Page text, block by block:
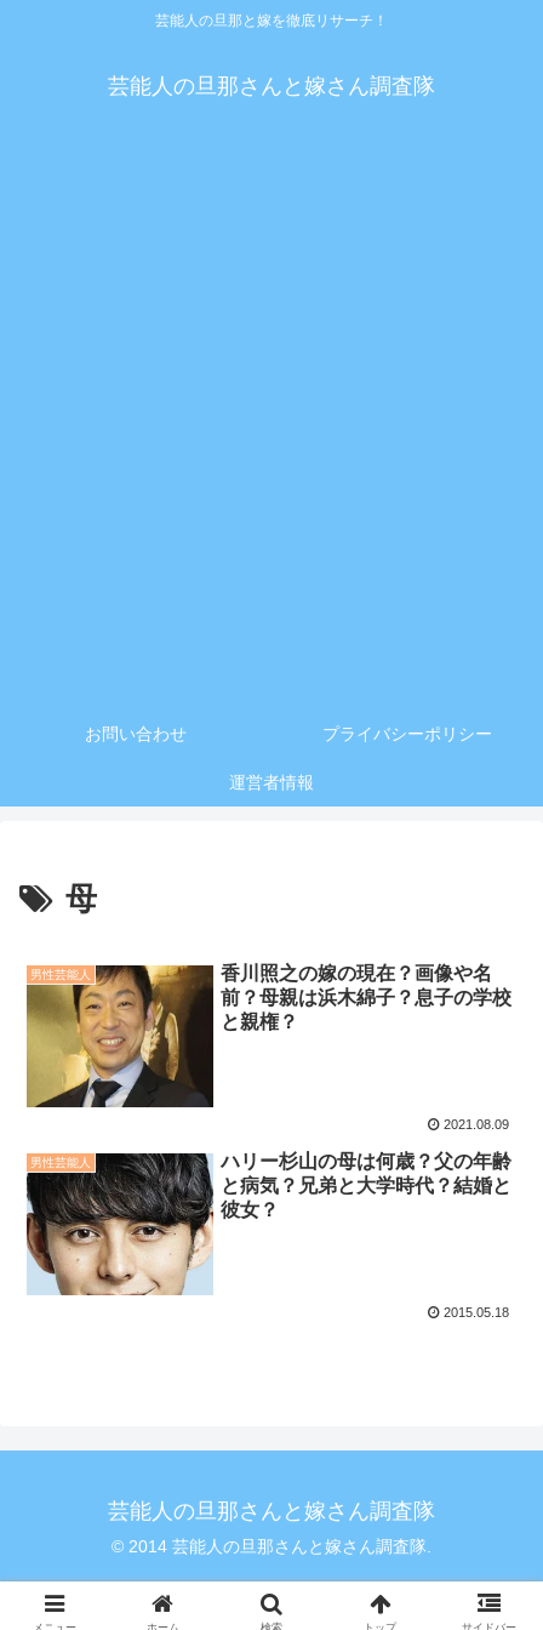
芸能人の旦那と嫁を徹底リサーチ！
芸能人の旦那さんと嫁さん調査隊
お問い合わせ プライバシーポリシー
運営者情報
母
男性芸能人
香川照之の嫁の現在？画像や名
前？母親は浜木綿子？息子の学校
と親権？
2021.08.09
男性芸能人
ハリー杉山の母は何歳？父の年齢
と病気？兄弟と大学時代？結婚と
彼女？
2015.05.18
芸能人の旦那さんと嫁さん調査隊
© 2014 芸能人の旦那さんと嫁さん調査隊.
メニュー ホーム 検索 トップ サイドバー
Copy Protected by Chetan WP-Copyprotect